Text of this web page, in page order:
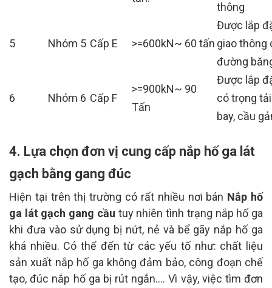
thông
5 Nhóm 5 Cấp E >=600kN~ 60 tấn
Được lắp
giao thông
đường
6 Nhóm 6 Cấp F
>=900kN~ 90
Tấn
Được lắp
có trọng
bay, cầu
4. Lựa chọn đơn vị cung cấp nắp hố ga lát
gạch bằng gang đúc
Hiện tại trên thị trường có rất nhiều nơi bán Nắp hố
ga lát gạch gang cầu tuy nhiên tình trạng nắp hố ga
khi đưa vào sử dụng bị nứt, nẻ và bể gãy nắp hố ga
khá nhiều. Có thể đến từ các yếu tố như: chất liệu
sản xuất nắp hố ga không đảm bảo, công đoạn chế
tạo, đúc nắp hố ga bị rút ngắn…. Vì vậy, việc tìm đơn